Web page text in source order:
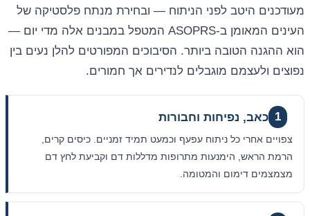
מעודכנים היטב לפני הניתוח — ובחירת מנתח פלסטיקה של
העינים המאומן ב-ASOPRS המטפל במבנים אלה מדי יום —
הוא ההגנה הטובה ביותר. הסיבוכים המפורטים להלן נעים בין
נפוצים ולעצמם מוגבלים לנדירים אך חמורים.
1 כאב, נפיחות וחבורות
צפויים אחרי כל ניתוח עפעף וכמעט תמיד זמניים. כיסים קרים,
הרמת הראש, הימנעות מתרופות מדללות דם וקביעת לחץ דם
מצמצמים דימום והמטומה.